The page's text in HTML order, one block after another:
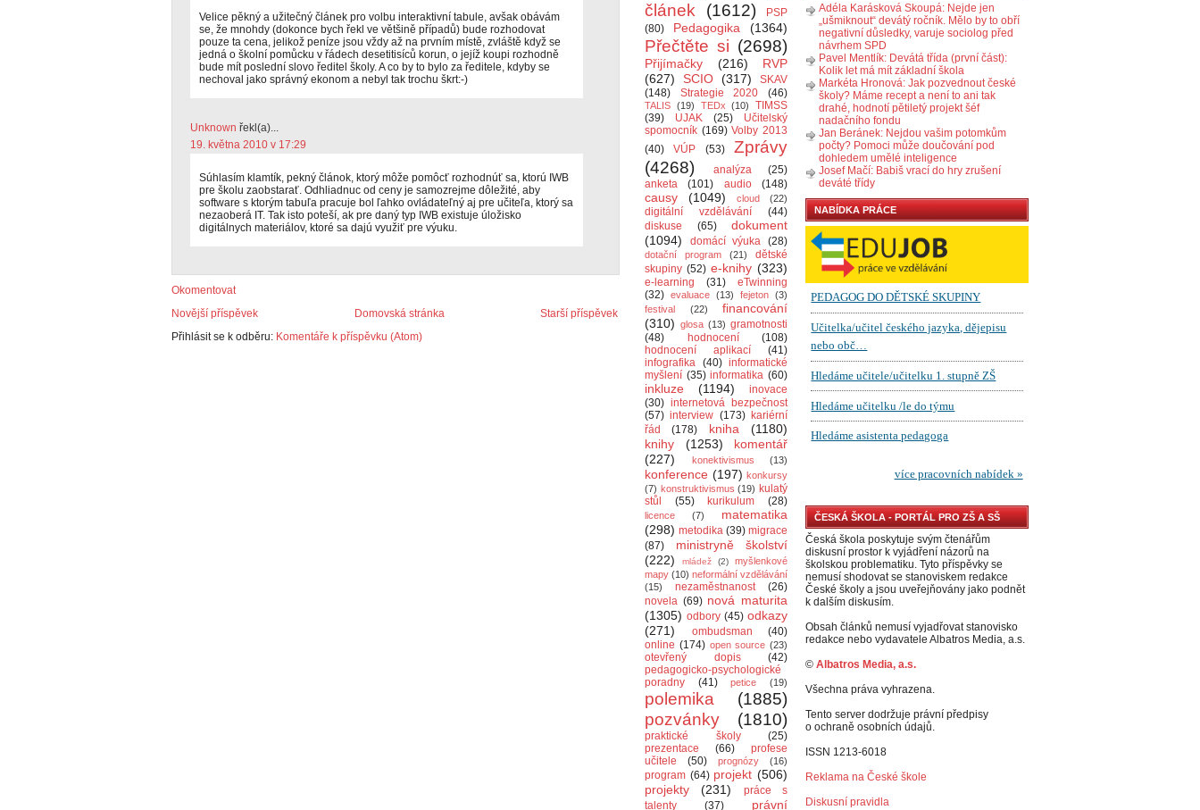
Velice pěkný a užitečný článek pro volbu interaktivní tabule, avšak obávám
se, že mnohdy (dokonce bych řekl ve většině případů) bude rozhodovat
pouze ta cena, jelikož peníze jsou vždy až na prvním místě, zvláště když se
jedná o školní pomůcku v řádech desetitisíců korun, o jejíž koupi rozhodně
bude mít poslední slovo ředitel školy. A co by to bylo za ředitele, kdyby se
nechoval jako správný ekonom a nebyl tak trochu škrt:-)
Unknown řekl(a)...
19. května 2010 v 17:29
Súhlasím klamtík, pekný článok, ktorý môže pomôcť rozhodnúť sa, ktorú IWB
pre školu zaobstarať. Odhliadnuc od ceny je samozrejme dôležité, aby
software s ktorým tabuľa pracuje bol ľahko ovládateľný aj pre učiteľa, ktorý sa
nezaoberá IT. Tak isto poteší, ak pre daný typ IWB existuje úložisko
digitálnych materiálov, ktoré sa dajú využiť pre výuku.
Okomentovat
Novější příspěvek
Starší příspěvek
Domovská stránka
Přihlásit se k odběru: Komentáře k příspěvku (Atom)
článek
(1612)
PSP
(80)
Pedagogika (1364)
Přečtěte si (2698)
Přijímačky (216)
RVP
(627)
SCIO (317)
SKAV
(148)
Strategie 2020 (46)
TALIS (19) TEDx (10)
TIMSS
(39)
UJAK (25)
Učitelský
spomocník (169) Volby 2013
(40)
VÚP (53)
Zprávy
(4268)
analýza
(25)
anketa
(101) audio (148)
causy (1049) cloud (22)
digitální vzdělávání
(44)
diskuse
(65)
dokument
(1094)
domácí výuka (28)
dotační program (21)
dětské
skupiny (52) e-knihy (323)
e-learning (31)
eTwinning
(32) evaluace (13) fejeton (3)
festival
(22)
financování
(310) glosa (13) gramotnosti
(48)
hodnocení
(108)
hodnocení aplikací
(41)
infografika (40) informatické
myšlení (35) informatika (60)
inkluze (1194)
inovace
(30) internetová bezpečnost
(57) interview (173) kariérní
řád
(178) kniha
(1180)
knihy
(1253)
komentář
(227)
konektivismus (13)
konference (197) konkursy
(7) konstruktivismus (19) kulatý
stůl
(55) kurikulum (28)
licence (7)
matematika
(298) metodika (39) migrace
(87)
ministryně školství
(222)
mládež (2)
myšlenkové
mapy (10) neformální vzdělávání
(15)
nezaměstnanost
(26)
novela (69) nová maturita
(1305) odbory (45) odkazy
(271)
ombudsman
(40)
online (174) open source (23)
otevřený dopis
(42)
pedagogicko-psychologické
poradny
(41) petice (19)
polemika
(1885)
pozvánky
(1810)
praktické školy
(25)
prezentace
(66)
profese
učitele
(50) prognózy (16)
program (64) projekt (506)
projekty
(231)
práce s
talenty
(37)
právní
Adéla Karásková Skoupá: Nejde jen
„ušmiknout“ devátý ročník. Mělo by to obří
negativní důsledky, varuje sociolog před
návrhem SPD
Pavel Mentlík: Devátá třída (první část):
Kolik let má mít základní škola
Markéta Hronová: Jak pozvednout české
školy? Máme recept a není to ani tak
drahé, hodnotí pětiletý projekt šéf
nadačního fondu
Jan Beránek: Nejdou vašim potomkům
počty? Pomoci může doučování pod
dohledem umělé inteligence
Josef Mačí: Babiš vrací do hry zrušení
deváté třídy
NABÍDKA PRÁCE
ČESKÁ ŠKOLA - PORTÁL PRO ZŠ A SŠ
Česká škola poskytuje svým čtenářům
diskusní prostor k vyjádření názorů na
školskou problematiku. Tyto příspěvky se
nemusí shodovat se stanoviskem redakce
České školy a jsou uveřejňovány jako podnět
k dalším diskusím.
Obsah článků nemusí vyjadřovat stanovisko
redakce nebo vydavatele Albatros Media, a.s.
© Albatros Media, a.s.
Všechna práva vyhrazena.
Tento server dodržuje právní předpisy
o ochraně osobních údajů.
ISSN 1213-6018
Reklama na České škole
Diskusní pravidla